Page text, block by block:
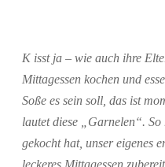
K isst ja – wie auch ihre
Mittagessen kochen und
Soße es sein soll, das ist
lautet diese „Garnelen“.
gekocht hat, unser eigenes